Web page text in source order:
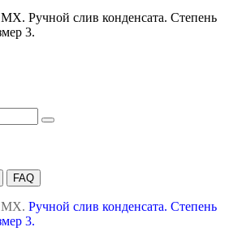
Ручной слив конденсата. Степень
3.
FAQ
MX. Ручной слив конденсата. Степень
3.